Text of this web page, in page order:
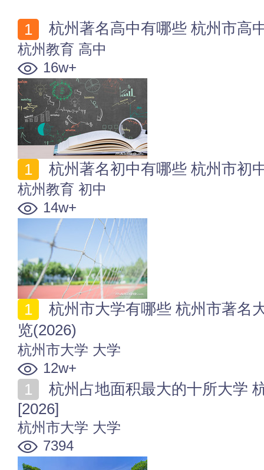
杭州著名高中有哪些 杭州市高
杭州教育 高中
16w+
杭州著名初中有哪些 杭州市初
杭州教育 初中
14w+
览(2026)
杭州市大学 大学
12w+
[2026]
杭州市大学 大学
7394